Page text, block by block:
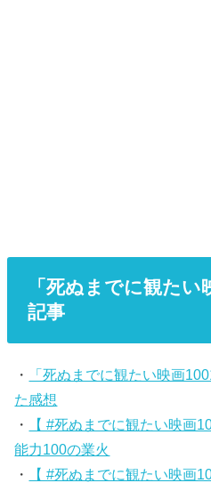
「死ぬまでに観たい
記事
・
「死ぬまでに観たい映画
た感想
・
【 #死ぬまでに観たい映画
能力100の業火
・
【 #死ぬまでに観たい映画